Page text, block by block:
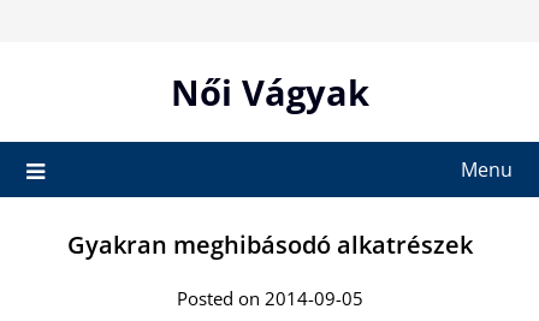
Női Vágyak
Menu
Gyakran meghibásodó alkatrészek
Posted on 2014-09-05